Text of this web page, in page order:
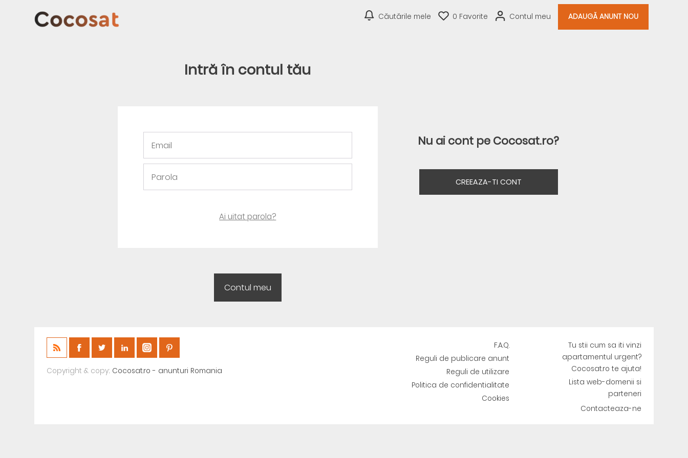
Căutările mele 0 Favorite Contul meu ADAUGĂ ANUNT NOU
Intră în contul tău
Ai uitat parola?
Nu ai cont pe Cocosat.ro?
CREEAZA-TI CONT
Copyright & copy; Cocosat.ro - anunturi Romania
F.A.Q.
Reguli de publicare anunt
Reguli de utilizare
Politica de confidentialitate
Cookies
Tu stii cum sa iti vinzi
apartamentul urgent?
Cocosat.ro te ajuta!
Lista web-domenii si
parteneri
Contacteaza-ne